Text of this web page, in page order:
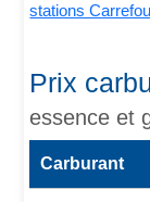
stations
Prix
essence et
Carburant